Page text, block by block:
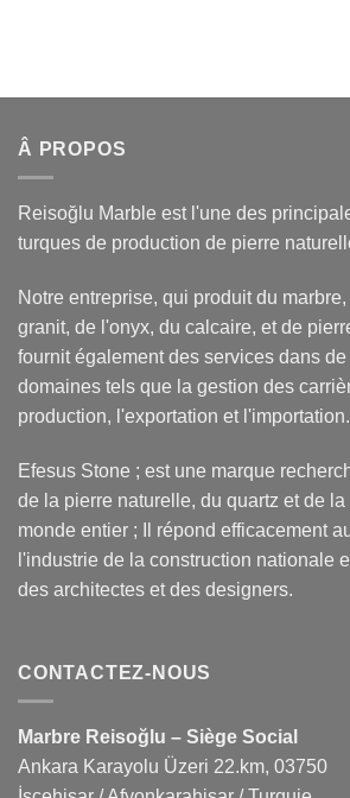
Â PROPOS
Reisoğlu Marble est l'une des
turques de production de pierre
Notre entreprise, qui produit du
granit, de l'onyx, du calcaire, et de
fournit également des services dans
domaines tels que la gestion des
production, l'exportation et l'importation.
Efesus Stone ; est une marque
de la pierre naturelle, du quartz et de
monde entier ; Il répond efficacement
l'industrie de la construction nationale
des architectes et des designers.
CONTACTEZ-NOUS
Marbre Reisoğlu – Siège Social
Ankara Karayolu Üzeri 22.km, 03750